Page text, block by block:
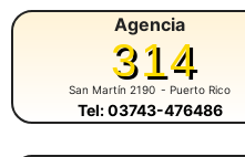
Agencia
314
San Martín 2190 - Puerto Rico
Tel: 03743-476486